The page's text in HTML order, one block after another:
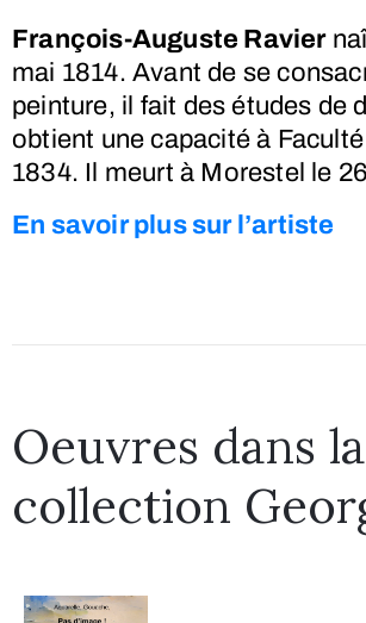
François-Auguste Ravier
mai 1814. Avant de se
peinture, il fait des études de
obtient une capacité à
1834. Il meurt à Morestel le
En savoir plus sur l’artiste
Oeuvres dans la
collection